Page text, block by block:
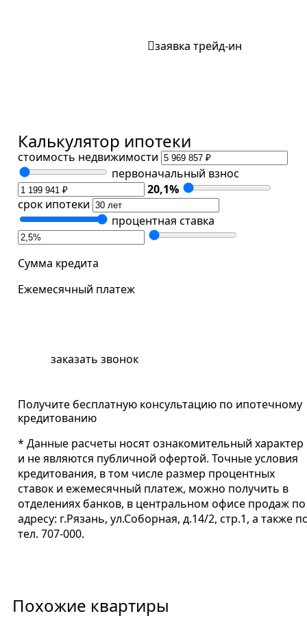
заявка трейд-ин
Калькулятор ипотеки
стоимость недвижимости
первоначальный взнос
20,1%
срок ипотеки
процентная ставка
Сумма кредита
Ежемесячный платеж
заказать звонок
Получите бесплатную консультацию по ипотечному
кредитованию
* Данные расчеты носят ознакомительный характер
и не являются публичной офертой. Точные условия
кредитования, в том числе размер процентных
ставок и ежемесячный платеж, можно получить в
отделениях банков, в центральном офисе продаж по
адресу: г.Рязань, ул.Соборная, д.14/2, стр.1, а также
тел. 707-000.
Похожие квартиры